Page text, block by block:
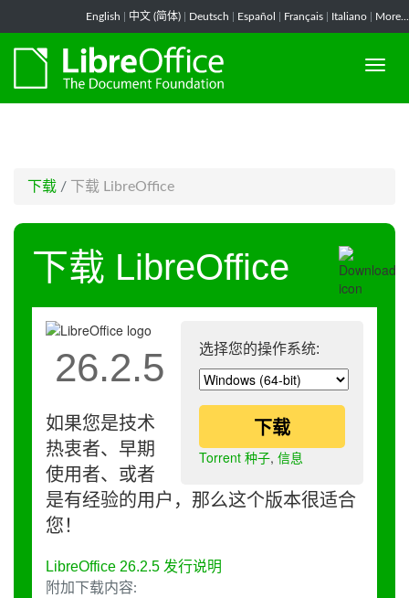
English 中文 (简体) Deutsch Español Français Italiano More...
下载 / 下载 LibreOffice
下载 LibreOffice
选择您的操作系统:
下载
Torrent 种子, 信息
26.2.5
如果您是技术
热衷者、早期
使用者、或者
是有经验的用户，那么这个版本很适合
您！
LibreOffice 26.2.5 发行说明
附加下载内容: